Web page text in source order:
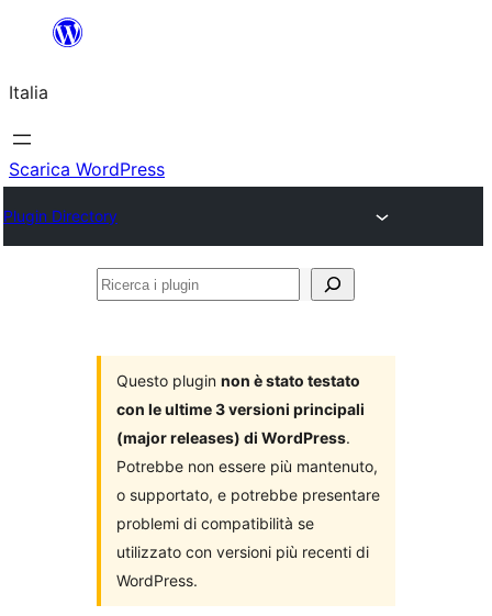
contenuto
Italia
Scarica WordPress
Plugin Directory
Ricerca
Questo plugin non è stato testato
con le ultime 3 versioni principali
(major releases) di WordPress.
Potrebbe non essere più mantenuto,
o supportato, e potrebbe presentare
problemi di compatibilità se
utilizzato con versioni più recenti di
WordPress.